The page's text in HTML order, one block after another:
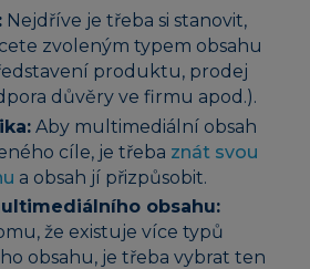
Nejdříve je třeba si stanovit,
zvoleným typem obsahu
produktu, prodej
důvěry ve firmu apod.).
Aby multimediální obsah
cíle, je třeba znát svou
a obsah jí přizpůsobit.
obsahu:
že existuje více typů
obsahu, je třeba vybrat ten